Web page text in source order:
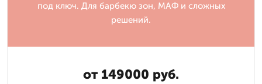
под ключ. Для барбекю зон, МАФ и сложных
решений.
от 149000 руб.